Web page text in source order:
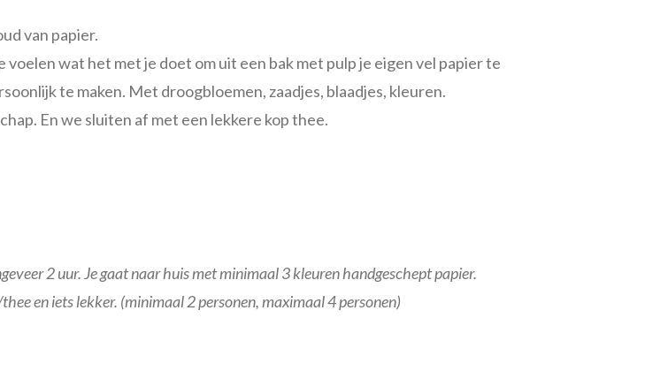
van papier.
wat het met je doet om uit een bak met pulp je eigen vel papier te
te maken. Met droogbloemen, zaadjes, blaadjes, kleuren.
En we sluiten af met een lekkere kop thee.
2 uur. Je gaat naar huis met minimaal 3 kleuren handgeschept papier.
en iets lekker. (minimaal 2 personen, maximaal 4 personen)